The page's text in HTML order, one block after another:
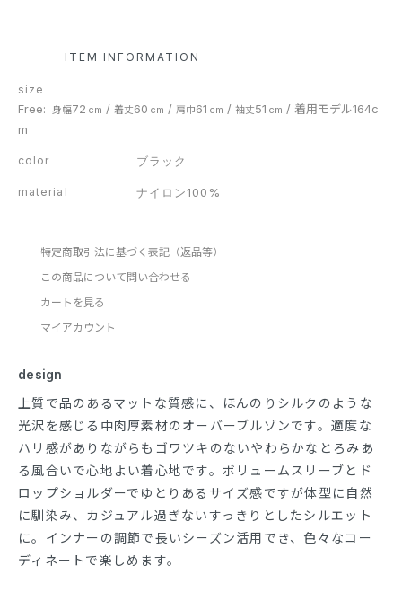
ITEM INFORMATION
size
Free: 身幅72 cm / 着丈60 cm / 肩巾61 cm / 袖丈51 cm / 着用モデル164c
m
color ブラック
material ナイロン100%
特定商取引法に基づく表記（返品等）
この商品について問い合わせる
カートを見る
マイアカウント
design
上質で品のあるマットな質感に、ほんのりシルクのような
光沢を感じる中肉厚素材のオーバーブルゾンです。適度な
ハリ感がありながらもゴワツキのないやわらかなとろみあ
る風合いで心地よい着心地です。ボリュームスリーブとド
ロップショルダーでゆとりあるサイズ感ですが体型に自然
に馴染み、カジュアル過ぎないすっきりとしたシルエット
に。インナーの調節で長いシーズン活用でき、色々なコー
ディネートで楽しめます。